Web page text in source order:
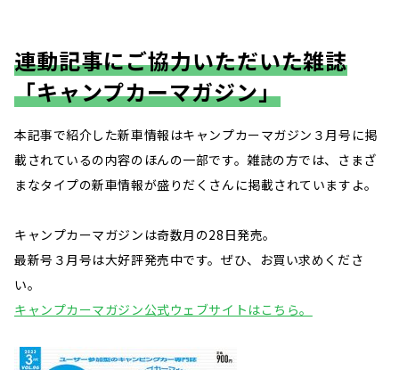
連動記事にご協力いただいた雑誌
「キャンプカーマガジン」
本記事で紹介した新車情報はキャンプカーマガジン３月号に掲
載されているの内容のほんの一部です。雑誌の方では、さまざ
まなタイプの新車情報が盛りだくさんに掲載されていますよ。
キャンプカーマガジンは奇数月の28日発売。
最新号３月号は大好評発売中です。ぜひ、お買い求めくださ
い。
キャンプカーマガジン公式ウェブサイトはこちら。